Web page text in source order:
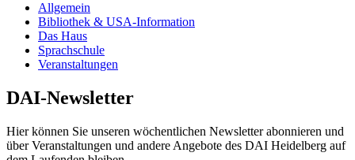
Allgemein
Bibliothek & USA-Information
Das Haus
Sprachschule
Veranstaltungen
DAI-Newsletter
Hier können Sie unseren wöchentlichen Newsletter abonnieren und
über Veranstaltungen und andere Angebote des DAI Heidelberg auf